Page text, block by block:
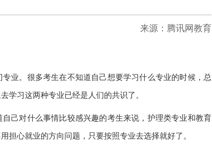
来源：腾讯网教育
业。很多考生在不知道自己想要学习什么专业的时候，总
学习这两种专业已经是人们的共识了。
己对什么事情比较感兴趣的考生来说，护理类专业和教育
担心就业的方向问题，只要按照专业去选择就好了。